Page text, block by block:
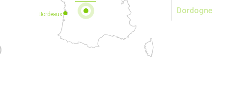
Dordogne
Bordeaux